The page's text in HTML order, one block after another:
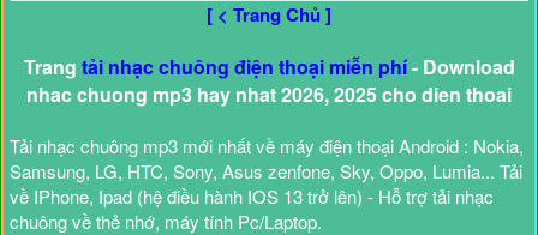
[ < Trang Chủ ]
Trang tải nhạc chuông điện thoại miễn phí- Download
nhac chuong mp3 hay nhat 2026, 2025 cho dien thoai
Tải nhạc chuông mp3 mới nhất về máy điện thoại Android : Nokia,
Samsung, LG, HTC, Sony, Asus zenfone, Sky, Oppo, Lumia... Tải
về IPhone, Ipad (hệ điều hành IOS 13 trở lên) - Hỗ trợ tải nhạc
chuông về thẻ nhớ, máy tính Pc/Laptop.